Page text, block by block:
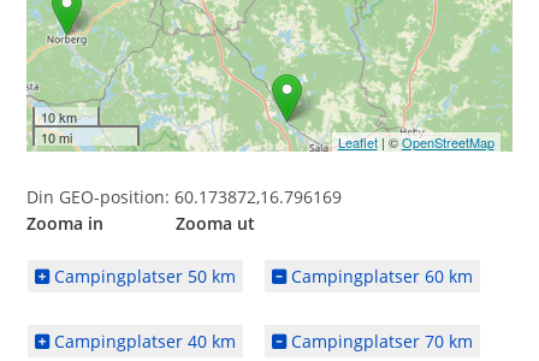
10 km
10 mi
Leaflet| ©OpenStreetMap
Din GEO-position: 60.173872,16.796169
Zooma in Zooma ut
Campingplatser 50 km Campingplatser 60 km
Campingplatser 40 km Campingplatser 70 km